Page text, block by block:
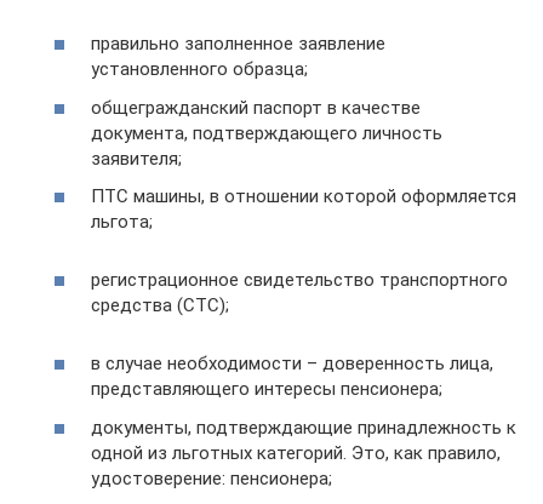
правильно заполненное заявление
установленного образца;
общегражданский паспорт в качестве
документа, подтверждающего личность
заявителя;
ПТС машины, в отношении которой оформляется
льгота;
регистрационное свидетельство транспортного
средства (СТС);
в случае необходимости – доверенность лица,
представляющего интересы пенсионера;
документы, подтверждающие принадлежность к
одной из льготных категорий. Это, как правило,
удостоверение: пенсионера;